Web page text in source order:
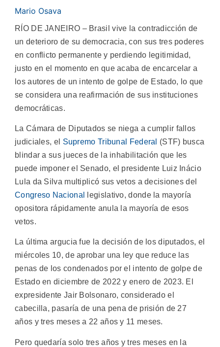
Mario Osava
RÍO DE JANEIRO – Brasil vive la contradicción de
un deterioro de su democracia, con sus tres poderes
en conflicto permanente y perdiendo legitimidad,
justo en el momento en que acaba de encarcelar a
los autores de un intento de golpe de Estado, lo que
se considera una reafirmación de sus instituciones
democráticas.
La Cámara de Diputados se niega a cumplir fallos
judiciales, el Supremo Tribunal Federal
(STF) busca
blindar a sus jueces de la inhabilitación que les
puede imponer el Senado, el presidente Luiz Inácio
Lula da Silva multiplicó sus vetos a decisiones del
Congreso Nacional
legislativo, donde la mayoría
opositora rápidamente anula la mayoría de esos
vetos.
La última argucia fue la decisión de los diputados, el
miércoles 10, de aprobar una ley que reduce las
penas de los condenados por el intento de golpe de
Estado en diciembre de 2022 y enero de 2023. El
expresidente Jair Bolsonaro, considerado el
cabecilla, pasaría de una pena de prisión de 27
años y tres meses a 22 años y 11 meses.
Pero quedaría solo tres años y tres meses en la